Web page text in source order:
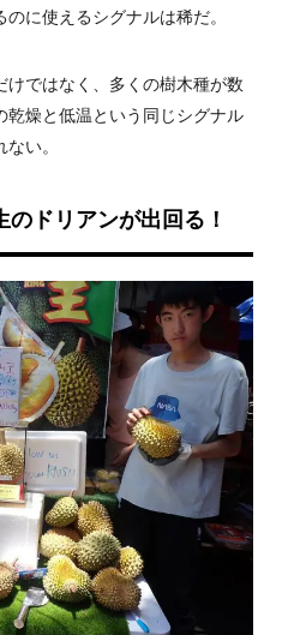
に使えるシグナルは稀だ。
ではなく、多くの樹木種が数
燥と低温という同じシグナル
い。
ドリアンが出回る！